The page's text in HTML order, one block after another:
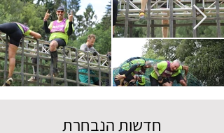
חדשות הנבחרת